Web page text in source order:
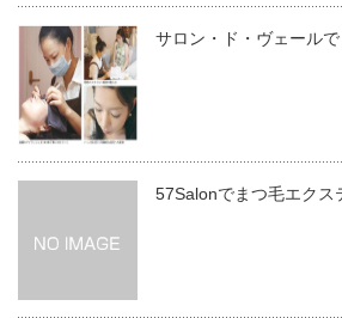
サロン・ド・ヴェール
57Salonでまつ毛エクス